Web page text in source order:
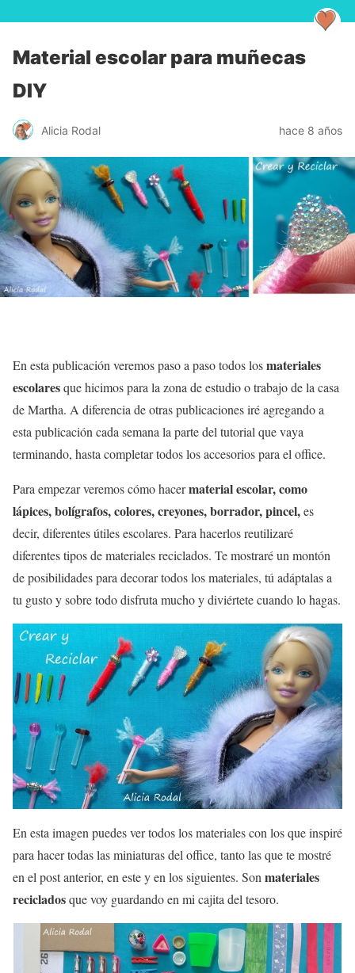
Material escolar para muñecas
DIY
Alicia Rodal hace 8 años
En esta publicación veremos paso a paso todos losmateriales
escolaresque hicimos para la zona de estudio o trabajo de la casa
de Martha. A diferencia de otras publicaciones iré agregando a
esta publicación cada semana la parte del tutorial que vaya
terminando, hasta completar todos los accesorios para el office.
Para empezar veremos cómo hacermaterial escolar, como
lápices, bolígrafos, colores, creyones, borrador, pincel,es
decir, diferentes útiles escolares. Para hacerlos reutilizaré
diferentes tipos de materiales reciclados. Te mostraré un montón
de posibilidades para decorar todos los materiales, tú adáptalas a
tu gusto y sobre todo disfruta mucho y diviértete cuando lo hagas.
En esta imagen puedes ver todos los materiales con los que inspiré
para hacer todas las miniaturas del office, tanto las que te mostré
en el post anterior, en este y en los siguientes. Son materiales
recicladosque voy guardando en mi cajita del tesoro.